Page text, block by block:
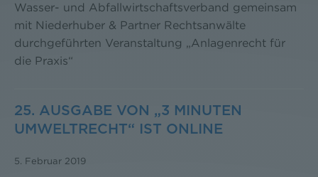
Wasser- und Abfallwirtschaftsverband gemeinsam
mit Niederhuber & Partner Rechtsanwälte
durchgeführten Veranstaltung „Anlagenrecht für
die Praxis“
25. AUSGABE VON „3 MINUTEN
UMWELTRECHT“ IST ONLINE
5. Februar 2019